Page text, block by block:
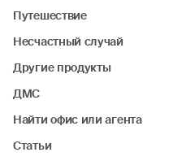
Путешествие
Несчастный случай
Другие продукты
ДМС
Найти офис или агента
Статьи